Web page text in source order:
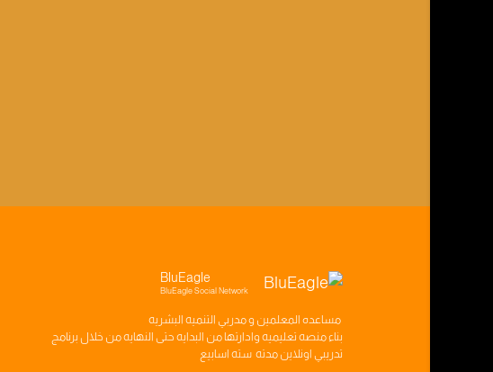
BluEagle
BluEagle Social Network
مساعده المعلمين ومدربي التنميه البشريه
بناءمنصه تعليميه وادارتها من البدايه حتى النهايه من خلال برنامج
تدريبي اونلاين مدته سته اسابيع